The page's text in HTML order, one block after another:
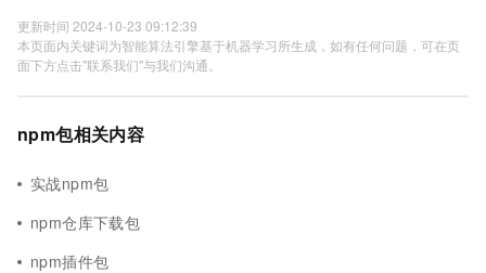
更新时间 2024-10-23 09:12:39
本页面内关键词为智能算法引擎基于机器学习所生成，如有任何问题，可在页
面下方点击"联系我们"与我们沟通。
npm包相关内容
实战npm包
npm仓库下载包
npm插件包